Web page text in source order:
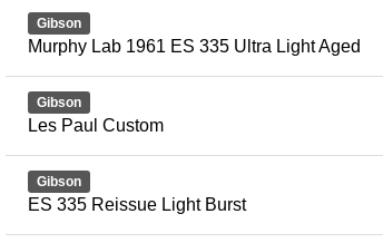
Gibson
Murphy Lab 1961 ES 335 Ultra Light Aged
Gibson
Les Paul Custom
Gibson
ES 335 Reissue Light Burst